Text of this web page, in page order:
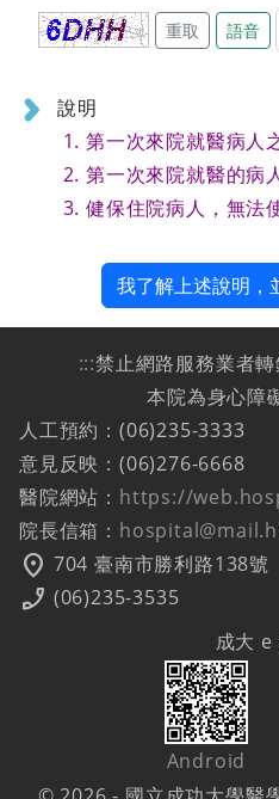
重取 語音
說明
第一次來院就醫病人
第一次來院就醫的病
健保住院病人，無法
我了解上述說明，
:::禁止網路服務業者
本院為身心障
人工預約：(06)235-3333
意見反映：(06)276-6668
醫院網站： https://
院長信箱：
location_on 704 臺南市勝利路138號
phone_enabled (06)235-3535
成大 e
Android